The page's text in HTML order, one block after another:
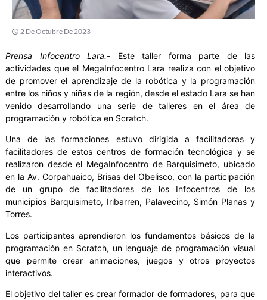
2 De Octubre De 2023
Prensa Infocentro Lara.- Este taller forma parte de las
actividades que el MegaInfocentro Lara realiza con el objetivo
de promover el aprendizaje de la robótica y la programación
entre los niños y niñas de la región, desde el estado Lara se han
venido desarrollando una serie de talleres en el área de
programación y robótica en Scratch.
Una de las formaciones estuvo dirigida a facilitadoras y
facilitadores de estos centros de formación tecnológica y se
realizaron desde el MegaInfocentro de Barquisimeto, ubicado
en la Av. Corpahuaico, Brisas del Obelisco, con la participación
de un grupo de facilitadores de los Infocentros de los
municipios Barquisimeto, Iribarren, Palavecino, Simón Planas y
Torres.
Los participantes aprendieron los fundamentos básicos de la
programación en Scratch, un lenguaje de programación visual
que permite crear animaciones, juegos y otros proyectos
interactivos.
El objetivo del taller es crear formador de formadores, para que